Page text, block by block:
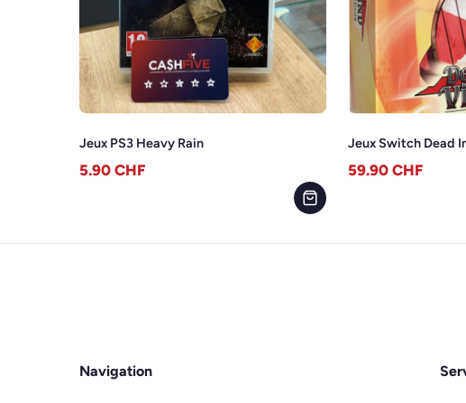
Jeux PS3 Heavy Rain
5.90 CHF
Jeux Switch Dead
59.90 CHF
Navigation